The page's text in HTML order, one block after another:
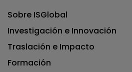
Sobre ISGlobal
Investigación e Innovación
Traslación e Impacto
Formación